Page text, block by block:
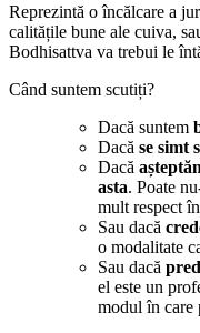
Reprezintă o încălcare a
calitățile bune ale cuiva,
Bodhisattva va trebui le
Când suntem scutiți?
Dacă suntem
Dacă se simt
Dacă
asta. Poate
mult respect
Sau dacă
o modalitate
Sau dacă
el este un
modul în care